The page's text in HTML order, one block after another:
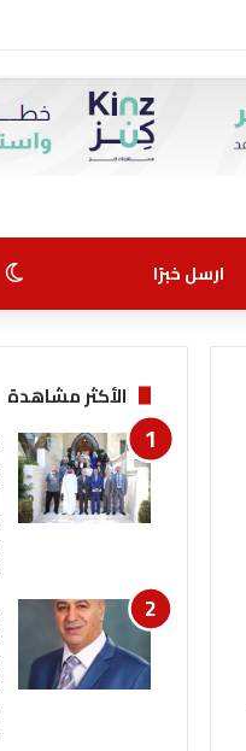
ارسل خبرًا
الأكثر مشاهدة